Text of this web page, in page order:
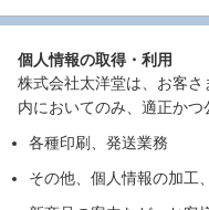
個人情報の取得・利用
株式会社太洋堂は、お客
内においてのみ、適正かつ
各種印刷、発送業務
その他、個人情報の加工